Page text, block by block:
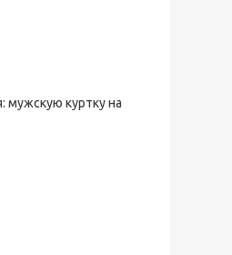
мужскую куртку на